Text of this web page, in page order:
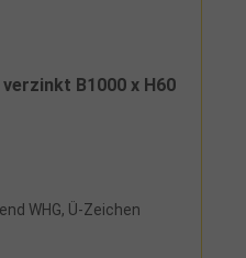
B1000 x H60
WHG, Ü-Zeichen